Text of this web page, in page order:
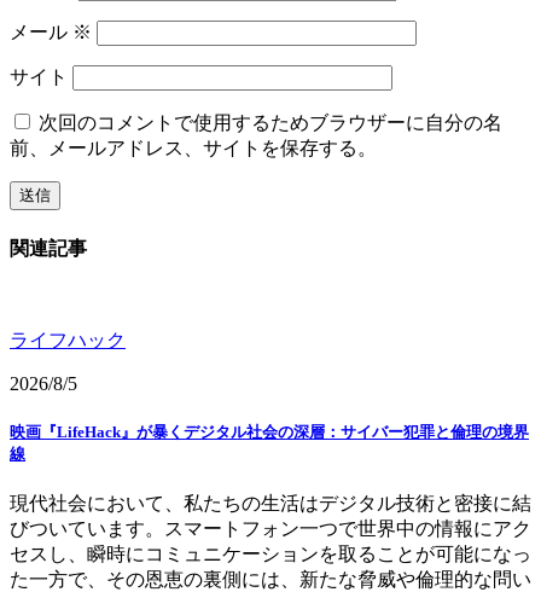
メール ※
サイト
次回のコメントで使用するためブラウザーに自分の名
前、メールアドレス、サイトを保存する。
関連記事
ライフハック
2026/8/5
映画『LifeHack』が暴くデジタル社会の深層：サイバー犯罪と倫理の境界
線
現代社会において、私たちの生活はデジタル技術と密接に結
びついています。スマートフォン一つで世界中の情報にアク
セスし、瞬時にコミュニケーションを取ることが可能になっ
た一方で、その恩恵の裏側には、新たな脅威や倫理的な問い